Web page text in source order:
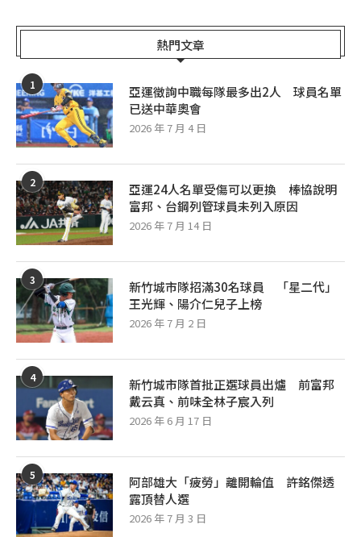
熱門文章
1
亞運徵詢中職每隊最多出2人 球員名單
已送中華奧會
2026 年 7 月 4 日
2
亞運24人名單受傷可以更換 棒協說明
富邦、台鋼列管球員未列入原因
2026 年 7 月 14 日
3
新竹城市隊招滿30名球員 「星二代」
王光輝、陽介仁兒子上榜
2026 年 7 月 2 日
4
新竹城市隊首批正選球員出爐 前富邦
戴云真、前味全林子宸入列
2026 年 6 月 17 日
5
阿部雄大「疲勞」離開輪值 許銘傑透
露頂替人選
2026 年 7 月 3 日